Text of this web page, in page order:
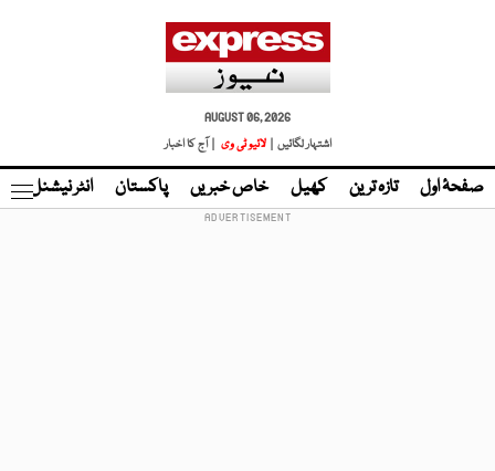
AUGUST 06, 2026
اشتہار لگائیں |
لائیو ٹی وی | آج کا اخبار
صفحۂ اول تازہ ترین کھیل خاص خبریں پاکستان انٹر نیشنل